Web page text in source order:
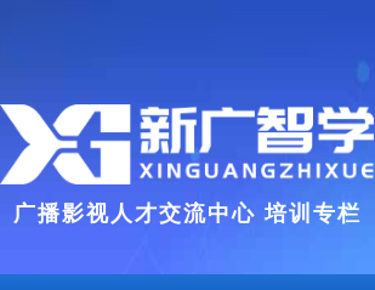
广播影视人才交流中心 培训专栏